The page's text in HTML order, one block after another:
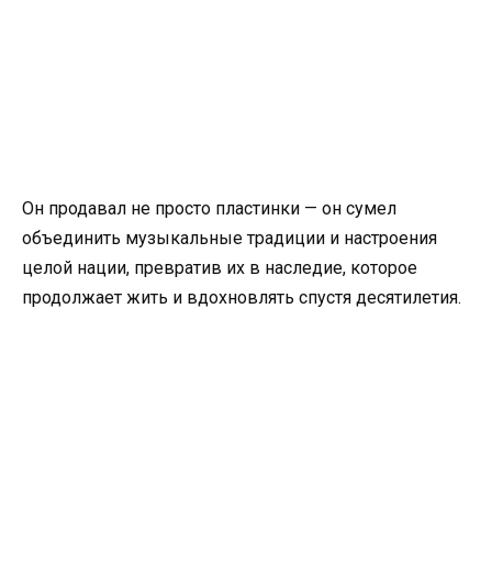
Он продавал не просто пластинки — он сумел
объединить музыкальные традиции и настроения
целой нации, превратив их в наследие, которое
продолжает жить и вдохновлять спустя десятилетия.